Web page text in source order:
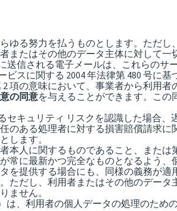
る努力を払うものとします。ただ
たはその他のデータ主体に対して一
信される電子メールは、これらのサ
スに関する 2004 年法律第 480 号に
項の意味において、事業者から利用
の同意を与えることができます。こ
キュリティ リスクを認識した場合、
ある処理者に対する損害賠償請求
します。
人に関するものであること、また
に最新かつ完全なものとなるよう
提供する場合にも、同様の義務が適
だし、利用者またはその他のデータ
ません。
、利用者の個人データの処理のため